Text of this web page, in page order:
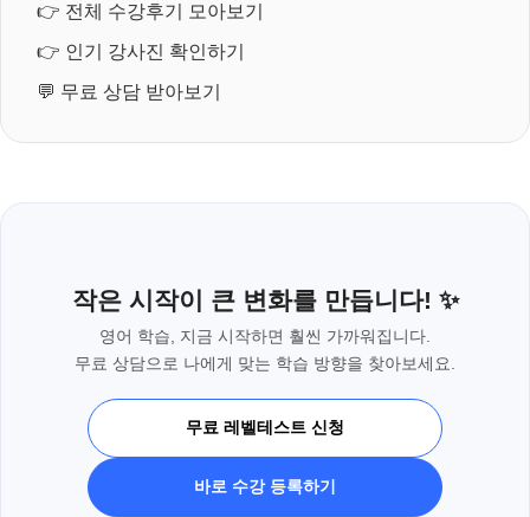
👉 전체 수강후기 모아보기
👉 인기 강사진 확인하기
💬 무료 상담 받아보기
작은 시작이 큰 변화를 만듭니다! ✨
영어 학습, 지금 시작하면 훨씬 가까워집니다.
무료 상담으로 나에게 맞는 학습 방향을 찾아보세요.
무료 레벨테스트 신청
바로 수강 등록하기